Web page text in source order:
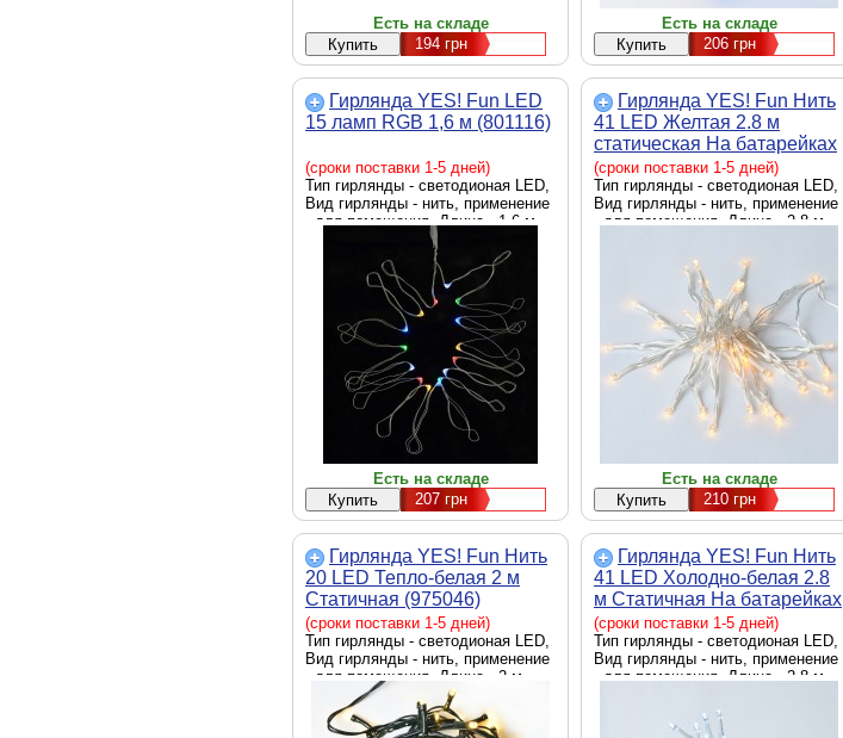
Есть на складе
194грн
Есть на складе
206грн
Гирлянда YES! Fun LED
15 ламп RGB 1,6 м (801116)
(сроки поставки 1-5 дней)
Тип гирлянды - светодионая LED,
Вид гирлянды - нить, применение
- для помещения, Длина - 1.6 м
Есть на складе
207грн
Гирлянда YES! Fun Нить
41 LED Желтая 2.8 м
статическая На батарейках
(975055)
(сроки поставки 1-5 дней)
Тип гирлянды - светодионая LED,
Вид гирлянды - нить, применение
- для помещения, Длина - 2.8 м
Есть на складе
210грн
Гирлянда YES! Fun Нить
20 LED Тепло-белая 2 м
Статичная (975046)
(сроки поставки 1-5 дней)
Тип гирлянды - светодионая LED,
Вид гирлянды - нить, применение
- для помещения, Длина - 2 м
Гирлянда YES! Fun Нить
41 LED Холодно-белая 2.8
м Статичная На батарейках
(975057)
(сроки поставки 1-5 дней)
Тип гирлянды - светодионая LED,
Вид гирлянды - нить, применение
- для помещения, Длина - 2.8 м